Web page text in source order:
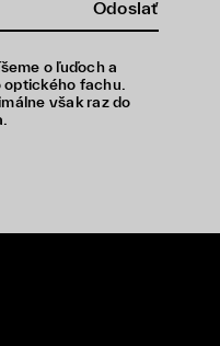
Odoslať
o ľuďoch a
optického fachu.
však raz do